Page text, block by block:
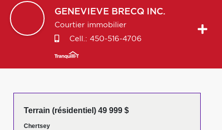
GENEVIEVE BRECQ INC.
Courtier immobilier
Cell.: 450-516-4706
Terrain (résidentiel) 49 999 $
Chertsey